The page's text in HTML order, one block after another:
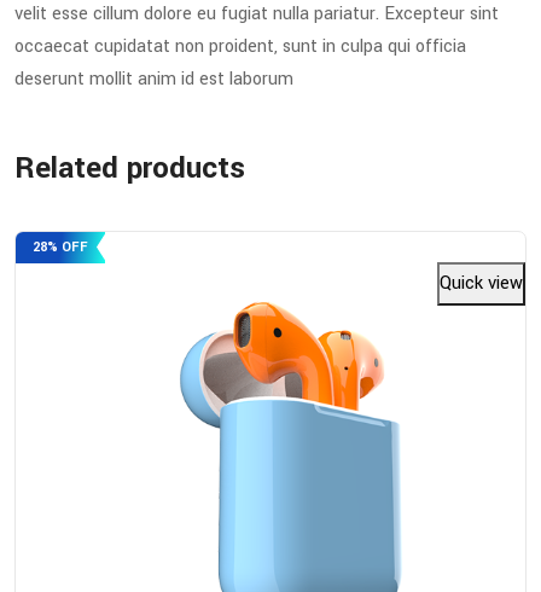
velit esse cillum dolore eu fugiat nulla pariatur. Excepteur sint
occaecat cupidatat non proident, sunt in culpa qui officia
deserunt mollit anim id est laborum
Related products
28% OFF
Quick view